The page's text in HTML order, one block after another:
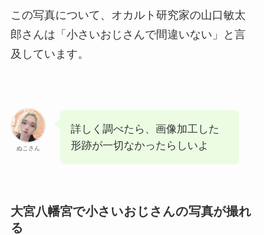
この写真について、オカルト研究家の山口敏太
郎さんは「小さいおじさんで間違いない」と言
及しています。
ぬこさん
詳しく調べたら、画像加工した
形跡が一切なかったらしいよ
大宮八幡宮で小さいおじさんの写真が撮れ
る